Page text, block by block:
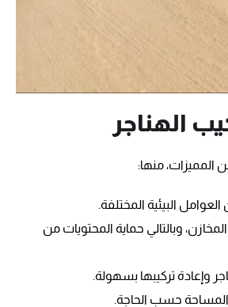
الهناجر
المميزات، منها:
البيئية المختلفة.
وبالتالي حماية المحتويات من
وإعادة تركيبها بسهولة.
المساحة حسب الحاجة.